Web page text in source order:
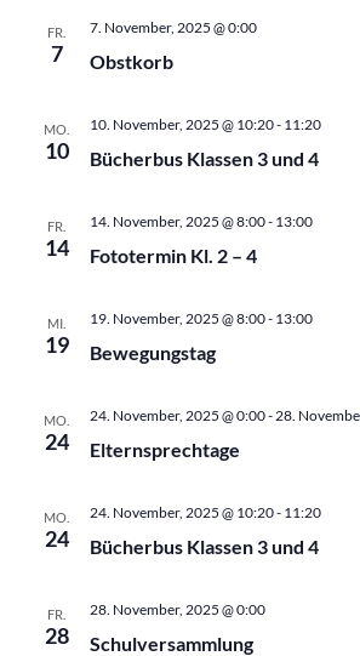
FR.
7 Obstkorb
7. November, 2025 @ 0:00
MO.
10 Bücherbus Klassen 3 und 4
10. November, 2025 @ 10:20- 11:20
FR.
14 Fototermin Kl. 2 – 4
14. November, 2025 @ 8:00- 13:00
MI.
19 Bewegungstag
19. November, 2025 @ 8:00- 13:00
MO.
24 Elternsprechtage
24. November, 2025 @ 0:00-28.
MO.
24 Bücherbus Klassen 3 und 4
24. November, 2025 @ 10:20- 11:20
FR.
28 Schulversammlung
28. November, 2025 @ 0:00